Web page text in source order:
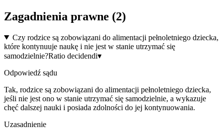
Zagadnienia prawne (2)
Czy rodzice są zobowiązani do alimentacji pełnoletniego dziecka,
które kontynuuje naukę i nie jest w stanie utrzymać się
samodzielnie?Ratio decidendi▾
Odpowiedź sądu
Tak, rodzice są zobowiązani do alimentacji pełnoletniego dziecka,
jeśli nie jest ono w stanie utrzymać się samodzielnie, a wykazuje
chęć dalszej nauki i posiada zdolności do jej kontynuowania.
Uzasadnienie